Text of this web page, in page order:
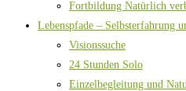
Fortbildung Natürlich
Lebenspfade – Selbsterfahrung
Visionssuche
24 Stunden Solo
Einzelbegleitung und